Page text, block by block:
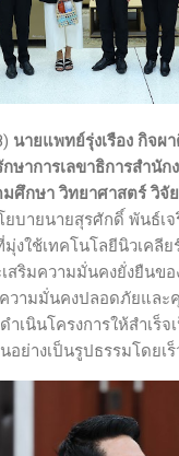
นายแพทย์รุ่งเรือง กิจผ
ษาการเลขาธิการสำนั
ศึกษา วิทยาศาสตร์ วิจั
ยบายนายสุรศักดิ์ พันธ์เ
มุ่งใช้เทคโนโลยีนิวเคลี
สริมความมั่นคงยั่งยืนขอ
ความมั่นคงปลอดภัยแล
ำเนินโครงการให้สำเร็
ย่างเป็นรูปธรรมโดยเร็